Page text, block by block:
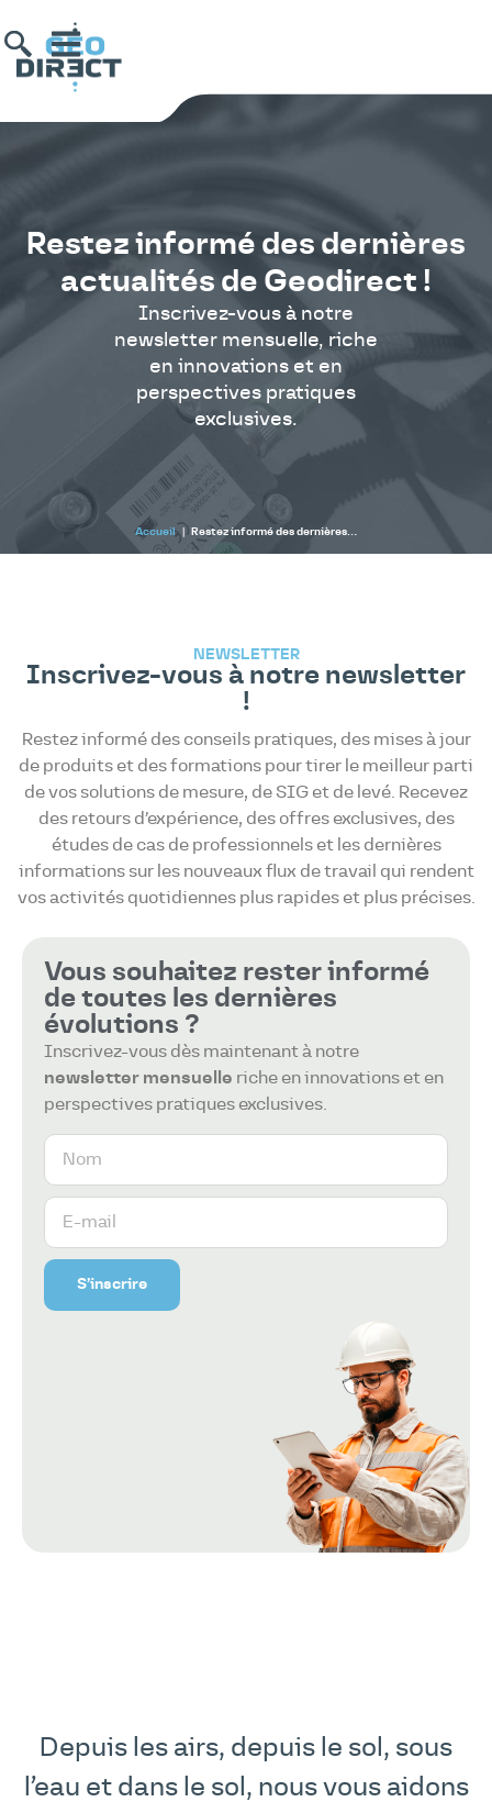
Restez informé des dernières
actualités de Geodirect !
Inscrivez-vous à notre
newsletter mensuelle, riche
en innovations et en
perspectives pratiques
exclusives.
Accueil| Restez informé des dernières…
NEWSLETTER
Inscrivez-vous à notre newsletter
!
Restez informé des conseils pratiques, des mises à jour
de produits et des formations pour tirer le meilleur parti
de vos solutions de mesure, de SIG et de levé. Recevez
des retours d’expérience, des offres exclusives, des
études de cas de professionnels et les dernières
informations sur les nouveaux flux de travail qui rendent
vos activités quotidiennes plus rapides et plus précises.
Vous souhaitez rester informé
de toutes les dernières
évolutions ?
Inscrivez-vous dès maintenant à notre
newsletter mensuelle riche en innovations et en
perspectives pratiques exclusives.
S’inscrire
Depuis les airs, depuis le sol, sous
l’eau et dans le sol, nous vous aidons